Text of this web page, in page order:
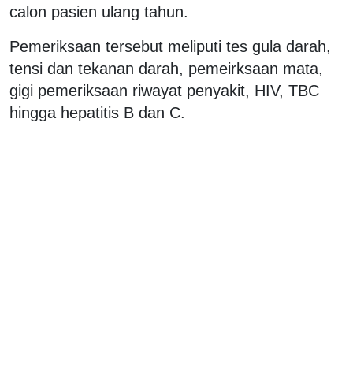
calon pasien ulang tahun.
Pemeriksaan tersebut meliputi tes gula darah,
tensi dan tekanan darah, pemeirksaan mata,
gigi pemeriksaan riwayat penyakit, HIV, TBC
hingga hepatitis B dan C.